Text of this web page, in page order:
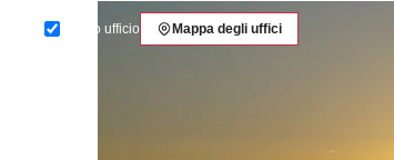
Stesso ufficio Mappa degli uffici